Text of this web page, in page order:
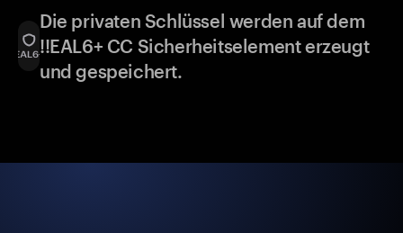
Die privaten Schlüssel werden auf dem
!!EAL6+ CC Sicherheitselement erzeugt
und gespeichert.